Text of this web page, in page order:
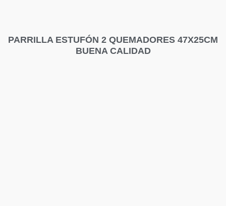
PARRILLA ESTUFÓN 2 QUEMADORES 47X25CM
BUENA CALIDAD